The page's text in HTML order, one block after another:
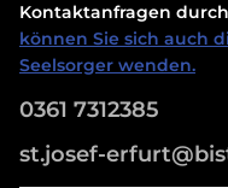
Kontaktanfragen
können Sie sich auch
Seelsorger wenden.
0361 7312385
st.josef-